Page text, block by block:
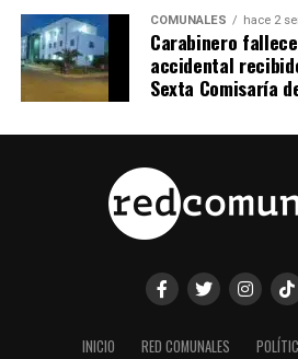
COMUNALES hace 2
Carabinero
accidental
Sexta Comisaría
INICIO RED COMUNALES